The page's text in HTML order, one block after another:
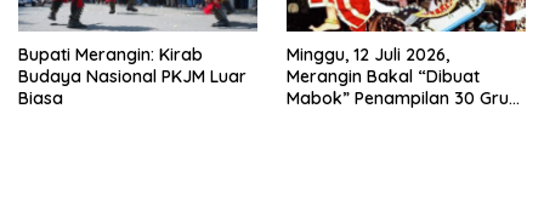
Bupati Merangin: Kirab
Budaya Nasional PKJM Luar
Biasa
Minggu, 12 Juli 2026,
Merangin Bakal “Dibuat
Mabok” Penampilan 30 Grup